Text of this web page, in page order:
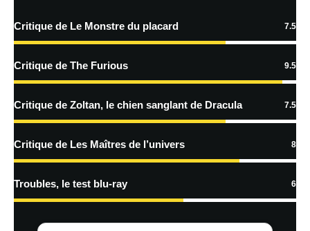
En savoir
traitées
Critique de Le Monstre du placard 7.5
Critique de The Furious 9.5
Critique de Zoltan, le chien sanglant de Dracula 7.5
Critique de Les Maîtres de l’univers 8
Troubles, le test blu-ray 6